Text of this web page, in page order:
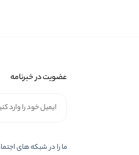
عضویت در خبرنامه
ما را در شبکه های